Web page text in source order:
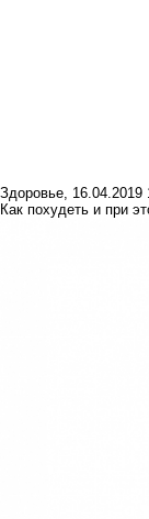
Здоровье, 16.04.2019
Как похудеть и при